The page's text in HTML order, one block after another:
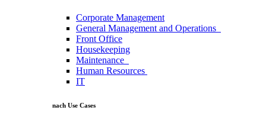
Corporate Management
General Management and Operations
Front Office
Housekeeping
Maintenance
Human Resources
IT
nach Use Cases